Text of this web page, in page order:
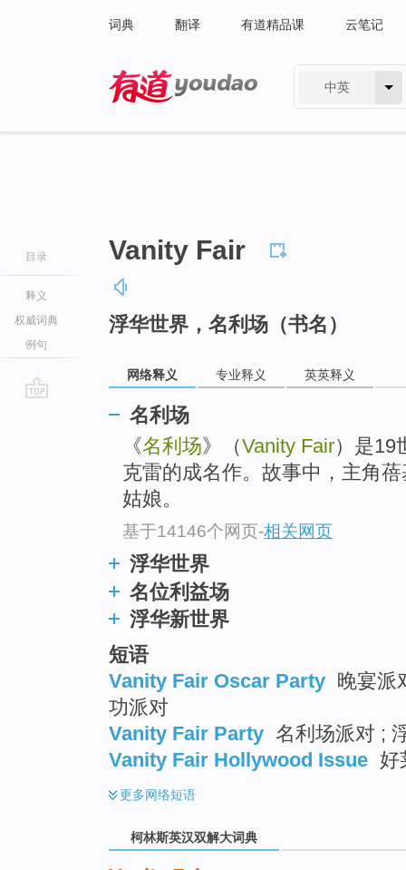
词典 翻译 有道精品课 云笔记
中英
目录
释义
权威词典
例句
Vanity Fair
浮华世界，名利场（书名）
网络释义 专业释义 英英释义
名利场
《名利场》（Vanity Fair）是19
克雷的成名作。故事中，主角
姑娘。
基于14146个网页-相关网页
浮华世界
名位利益场
浮华新世界
短语
Vanity Fair Oscar Party 晚宴派
功派对
Vanity Fair Party 名利场派对 ;
Vanity Fair Hollywood Issue 好
更多网络短语
柯林斯英汉双解大词典